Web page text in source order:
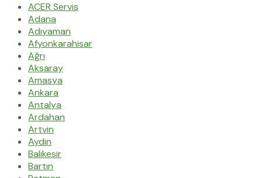
ACER Servis
Adana
Adıyaman
Afyonkarahisar
Ağrı
Aksaray
Amasya
Ankara
Antalya
Ardahan
Artvin
Aydın
Balıkesir
Bartın